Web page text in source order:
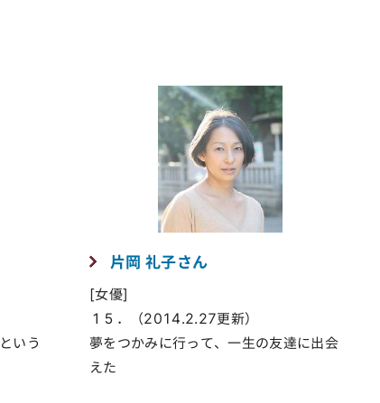
いう
片岡 礼子さん
[女優]
１５．（2014.2.27更新）
夢をつかみに行って、一生の友達に出会
えた